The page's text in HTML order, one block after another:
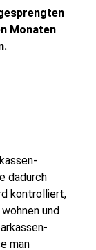
Monaten
dadurch
kontrolliert,
und
man